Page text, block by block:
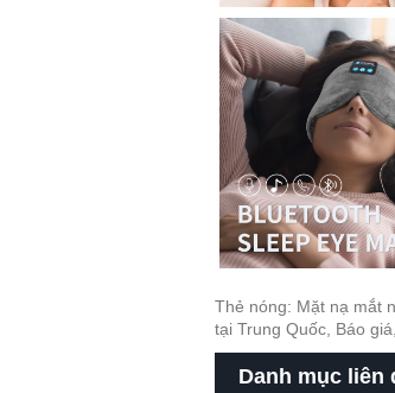
Thẻ nóng: Mặt nạ mắt
tại Trung Quốc, Báo
Danh mục liên